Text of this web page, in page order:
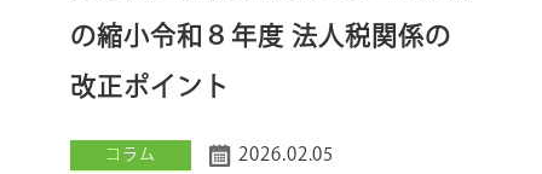
の縮小令和８年度 法人税関係の
改正ポイント
コラム 2026.02.05